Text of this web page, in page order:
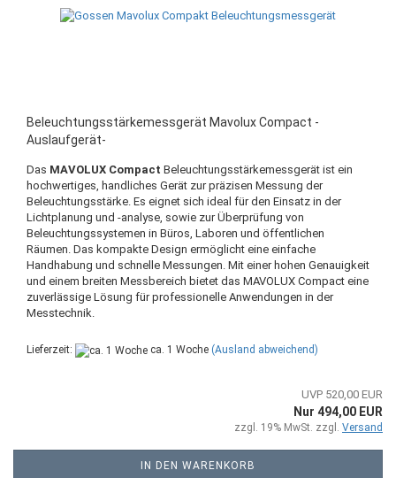
Beleuchtungsstärkemessgerät Mavolux Compact -
Auslaufgerät-
Das MAVOLUX Compact Beleuchtungsstärkemessgerät ist ein
hochwertiges, handliches Gerät zur präzisen Messung der
Beleuchtungsstärke. Es eignet sich ideal für den Einsatz in der
Lichtplanung und -analyse, sowie zur Überprüfung von
Beleuchtungssystemen in Büros, Laboren und öffentlichen
Räumen. Das kompakte Design ermöglicht eine einfache
Handhabung und schnelle Messungen. Mit einer hohen Genauigkeit
und einem breiten Messbereich bietet das MAVOLUX Compact eine
zuverlässige Lösung für professionelle Anwendungen in der
Messtechnik.
Lieferzeit: ca. 1 Woche (Ausland abweichend)
UVP 520,00 EUR
Nur 494,00 EUR
zzgl. 19% MwSt. zzgl. Versand
IN DEN WARENKORB